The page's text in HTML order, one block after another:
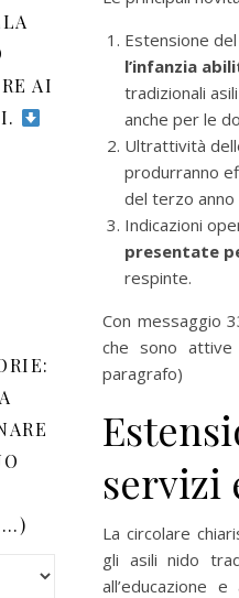
AI
…)
menù a tendina per
Estensione
l’infanzia
tradizionali
anche per le
Ultrattività
produrranno
del terzo anno
Indicazioni
presentate
respinte.
Con messaggio
che sono attive
paragrafo)
servizi
La circolare
gli asili nido
all’educazione